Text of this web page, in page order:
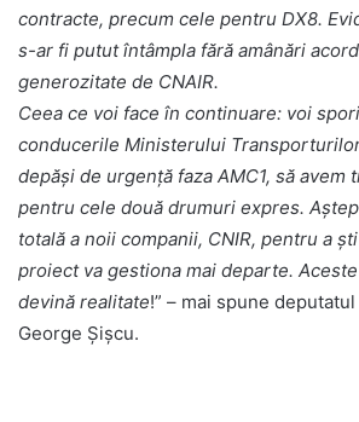
contracte, precum cele pentru DX8.
s-ar fi putut întâmpla fără amânări
generozitate de CNAIR.
Ceea ce voi face în continuare: voi
conducerile Ministerului
depăși de urgență faza AMC1, să avem
pentru cele două drumuri expres.
totală a noii companii, CNIR, pentru a
proiect va gestiona mai departe.
devină realitate!” – mai spune
George Șișcu.